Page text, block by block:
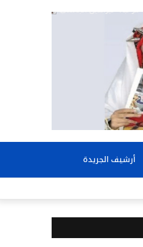
أرشيف الجريدة
عن